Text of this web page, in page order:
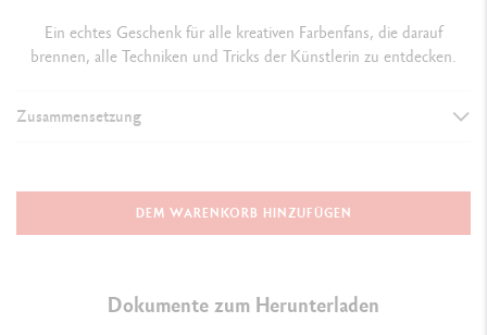
Ein echtes Geschenk für alle kreativen Farbenfans, die darauf
brennen, alle Techniken und Tricks der Künstlerin zu entdecken.
Zusammensetzung
Das rote Metall-Etui enthält ein gebrauchsfertiges Sortiment aus
Produkten zum Aquarellieren und Colorieren: Ein Satz von 12
DEM WARENKORB HINZUFÜGEN
Dokumente zum Herunterladen